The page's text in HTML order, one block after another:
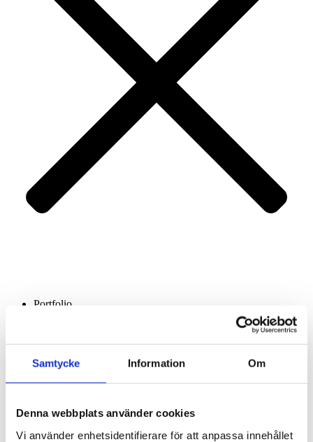
Samtycke Information Om
Denna webbplats använder cookies
Vi använder enhetsidentifierare för att anpassa innehållet
Portfolio
Contact